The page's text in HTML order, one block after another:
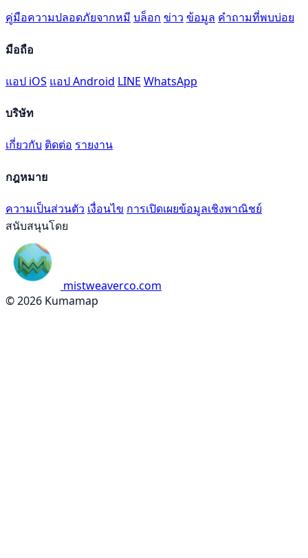
คู่มือความปลอดภัยจากหมี บล็อก ข่าว ข้อมูล คำถามที่พบบ่อย
มือถือ
แอป iOS แอป Android LINE WhatsApp
บริษัท
เกี่ยวกับ ติดต่อ รายงาน
กฎหมาย
ความเป็นส่วนตัว เงื่อนไข การเปิดเผยข้อมูลเชิงพาณิชย์
สนับสนุนโดย
mistweaverco.com
© 2026 Kumamap